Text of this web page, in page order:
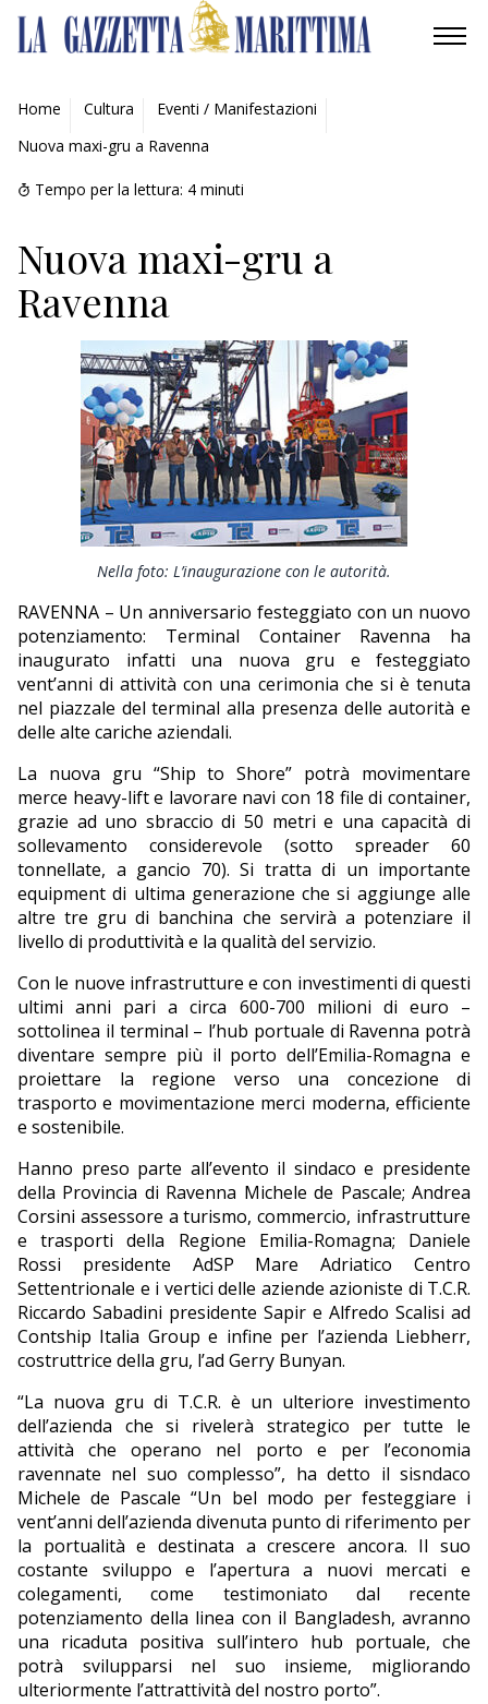
AMBIENTE
MOBILITÀ
INDUSTRIA
RICERCA
ECONOMIA
TURISMO
CULTURA
NAUTICA
EDITORIALI
Home Cultura
Eventi / Manifestazioni
Nuova maxi-gru a Ravenna
Tempo per la lettura: 4 minuti
Nuova maxi-gru a
Ravenna
Nella foto: L’inaugurazione con le autorità.
RAVENNA – Un anniversario festeggiato con un nuovo
potenziamento: Terminal Container Ravenna ha
inaugurato infatti una nuova gru e festeggiato
vent’anni di attività con una cerimonia che si è tenuta
nel piazzale del terminal alla presenza delle autorità e
delle alte cariche aziendali.
La nuova gru “Ship to Shore” potrà movimentare
merce heavy-lift e lavorare navi con 18 file di container,
grazie ad uno sbraccio di 50 metri e una capacità di
sollevamento considerevole (sotto spreader 60
tonnellate, a gancio 70). Si tratta di un importante
equipment di ultima generazione che si aggiunge alle
altre tre gru di banchina che servirà a potenziare il
livello di produttività e la qualità del servizio.
Con le nuove infrastrutture e con investimenti di questi
ultimi anni pari a circa 600-700 milioni di euro –
sottolinea il terminal – l’hub portuale di Ravenna potrà
diventare sempre più il porto dell’Emilia-Romagna e
proiettare la regione verso una concezione di
trasporto e movimentazione merci moderna, efficiente
e sostenibile.
Hanno preso parte all’evento il sindaco e presidente
della Provincia di Ravenna Michele de Pascale; Andrea
Corsini assessore a turismo, commercio, infrastrutture
e trasporti della Regione Emilia-Romagna; Daniele
Rossi presidente AdSP Mare Adriatico Centro
Settentrionale e i vertici delle aziende azioniste di T.C.R.
Riccardo Sabadini presidente Sapir e Alfredo Scalisi ad
Contship Italia Group e infine per l’azienda Liebherr,
costruttrice della gru, l’ad Gerry Bunyan.
“La nuova gru di T.C.R. è un ulteriore investimento
dell’azienda che si rivelerà strategico per tutte le
attività che operano nel porto e per l’economia
ravennate nel suo complesso”, ha detto il sisndaco
Michele de Pascale “Un bel modo per festeggiare i
vent’anni dell’azienda divenuta punto di riferimento per
la portualità e destinata a crescere ancora. Il suo
costante sviluppo e l’apertura a nuovi mercati e
colegamenti, come testimoniato dal recente
potenziamento della linea con il Bangladesh, avranno
una ricaduta positiva sull’intero hub portuale, che
potrà svilupparsi nel suo insieme, migliorando
ulteriormente l’attrattività del nostro porto”.